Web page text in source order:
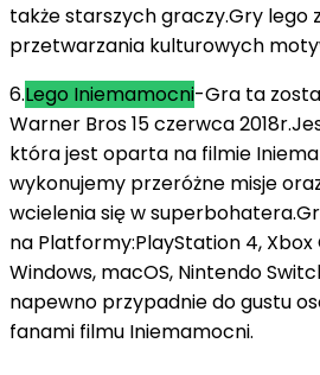
także starszych graczy.Gry lego
przetwarzania kulturowych
6.Lego Iniemamocni-Gra ta
Warner Bros 15 czerwca
która jest oparta na filmie
wykonujemy przeróżne misje
wcielenia się w
na Platformy:PlayStation 4,
Windows, macOS, Nintendo
napewno przypadnie do gustu
fanami filmu Iniemamocni.